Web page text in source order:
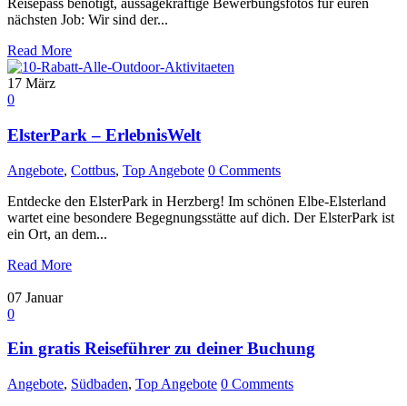
Reisepass benötigt, aussagekräftige Bewerbungsfotos für euren
nächsten Job: Wir sind der...
Read More
17 März
0
ElsterPark – ErlebnisWelt
Angebote, Cottbus, Top Angebote 0 Comments
Entdecke den ElsterPark in Herzberg! Im schönen Elbe-Elsterland
wartet eine besondere Begegnungsstätte auf dich. Der ElsterPark ist
ein Ort, an dem...
Read More
07 Januar
0
Ein gratis Reiseführer zu deiner Buchung
Angebote, Südbaden, Top Angebote 0 Comments